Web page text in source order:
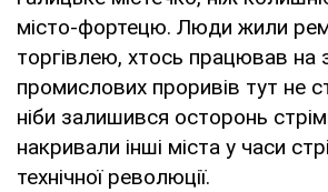
місто-фортецю. Люди жили
торгівлею, хтось працював на
промислових проривів тут не
ніби залишився осторонь
накривали інші міста у часи
технічної революції.